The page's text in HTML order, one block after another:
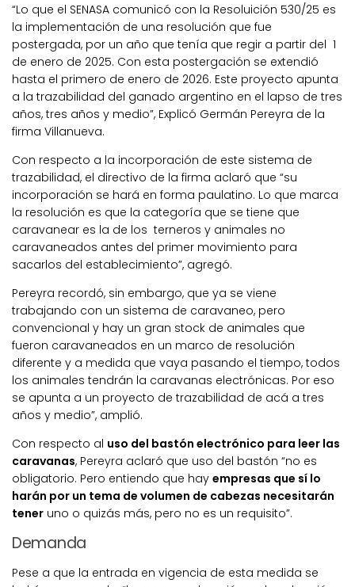
“Lo que el SENASA comunicó con la Resoluición 530/25 es
la implementación de una resolución que fue
postergada, por un año que tenía que regir a partir del 1
de enero de 2025. Con esta postergación se extendió
hasta el primero de enero de 2026. Este proyecto apunta
a la trazabilidad del ganado argentino en el lapso de tres
años, tres años y medio”, Explicó Germán Pereyra de la
firma Villanueva.
Con respecto a la incorporación de este sistema de
trazabilidad, el directivo de la firma aclaró que “su
incorporación se hará en forma paulatino. Lo que marca
la resolución es que la categoría que se tiene que
caravanear es la de los terneros y animales no
caravaneados antes del primer movimiento para
sacarlos del establecimiento”, agregó.
Pereyra recordó, sin embargo, que ya se viene
trabajando con un sistema de caravaneo, pero
convencional y hay un gran stock de animales que
fueron caravaneados en un marco de resolución
diferente y a medida que vaya pasando el tiempo, todos
los animales tendrán la caravanas electrónicas. Por eso
se apunta a un proyecto de trazabilidad de acá a tres
años y medio”, amplió.
Con respecto al uso del bastón electrónico para leer las
caravanas, Pereyra aclaró que uso del bastón “no es
obligatorio. Pero entiendo que hay empresas que sí lo
harán por un tema de volumen de cabezas necesitarán
tener uno o quizás más, pero no es un requisito”.
Demanda
Pese a que la entrada en vigencia de esta medida se